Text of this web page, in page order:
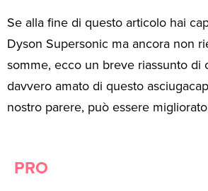
Se alla fine di questo articolo hai
Dyson Supersonic ma ancora non
somme, ecco un breve riassunto di
davvero amato di questo
nostro parere, può essere
PRO